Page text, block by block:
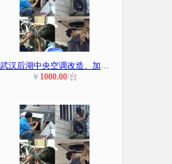
武汉后湖中央空调改造、加装、移位
￥ 1000.00/台